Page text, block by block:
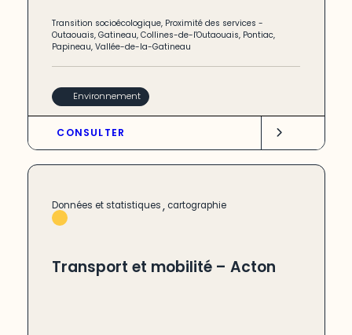
Transition socioécologique, Proximité des services -
Outaouais,Gatineau,Collines-de-l'Outaouais, Pontiac,
Papineau,Vallée-de-la-Gatineau
Environnement
CONSULTER
Données et statistiques, cartographie
Transport et mobilité – Acton